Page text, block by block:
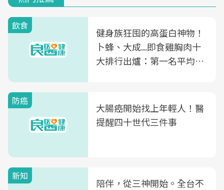
飲食
健身族狂囤的高蛋白神物！
卜蜂、大成...即食雞胸肉十
大排行出爐：第一名平均一
防癌
大腸癌開始找上年輕人！醫
提醒四十世代三件事
新知
陪伴，從三神開始。全台不